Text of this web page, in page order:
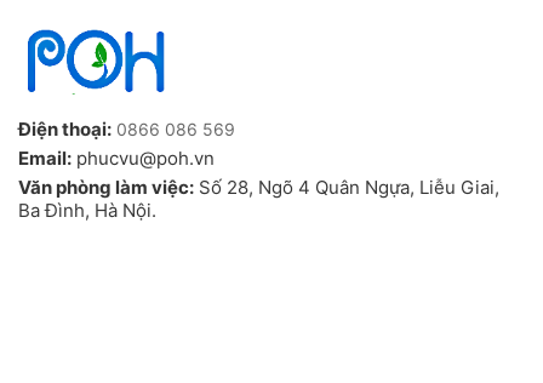
Điện thoại: 0866 086 569
Email: phucvu@poh.vn
Văn phòng làm việc: Số 28, Ngõ 4 Quân Ngựa, Liễu Giai,
Ba Đình, Hà Nội.